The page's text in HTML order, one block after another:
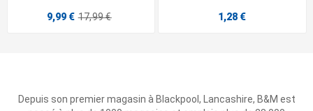
9,99 € 17,99 € 1,28 €
Depuis son premier magasin à Blackpool, Lancashire, B&M est